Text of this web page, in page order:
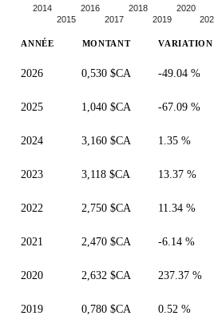
2014
2015
2016
2017
2018
2019
2020
ANNÉE MONTANT VARIATION
2026 0,530 $CA -49.04 %
2025 1,040 $CA -67.09 %
2024 3,160 $CA 1.35 %
2023 3,118 $CA 13.37 %
2022 2,750 $CA 11.34 %
2021 2,470 $CA -6.14 %
2020 2,632 $CA 237.37 %
2019 0,780 $CA 0.52 %